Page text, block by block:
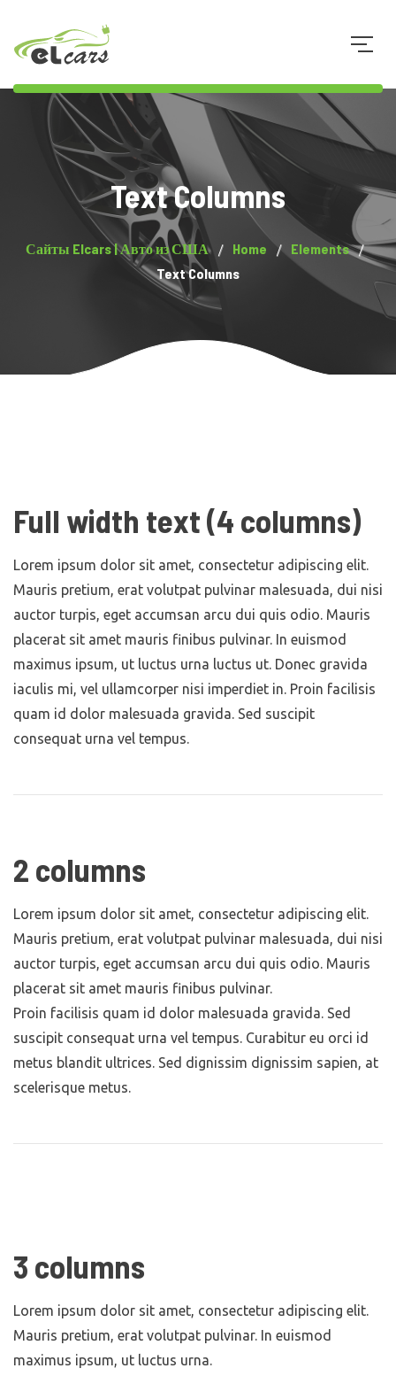
Text Columns
Сайты Elcars | Авто из США Home
Elements
Text Columns
Full width text (4 columns)
Lorem ipsum dolor sit amet, consectetur adipiscing elit.
Mauris pretium, erat volutpat pulvinar malesuada, dui nisi
auctor turpis, eget accumsan arcu dui quis odio. Mauris
placerat sit amet mauris finibus pulvinar. In euismod
maximus ipsum, ut luctus urna luctus ut. Donec gravida
iaculis mi, vel ullamcorper nisi imperdiet in. Proin facilisis
quam id dolor malesuada gravida. Sed suscipit
consequat urna vel tempus.
2 columns
Lorem ipsum dolor sit amet, consectetur adipiscing elit.
Mauris pretium, erat volutpat pulvinar malesuada, dui nisi
auctor turpis, eget accumsan arcu dui quis odio. Mauris
placerat sit amet mauris finibus pulvinar.
Proin facilisis quam id dolor malesuada gravida. Sed
suscipit consequat urna vel tempus. Curabitur eu orci id
metus blandit ultrices. Sed dignissim dignissim sapien, at
scelerisque metus.
3 columns
Lorem ipsum dolor sit amet, consectetur adipiscing elit.
Mauris pretium, erat volutpat pulvinar. In euismod
maximus ipsum, ut luctus urna.